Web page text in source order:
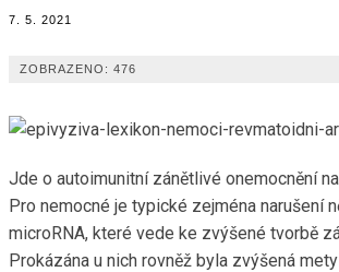
7. 5. 2021
ZOBRAZENO: 476
Jde o autoimunitní zánětlivé onemocnění
Pro nemocné je typické zejména narušení
microRNA, které vede ke zvýšené tvorbě
Prokázána u nich rovněž byla zvýšená